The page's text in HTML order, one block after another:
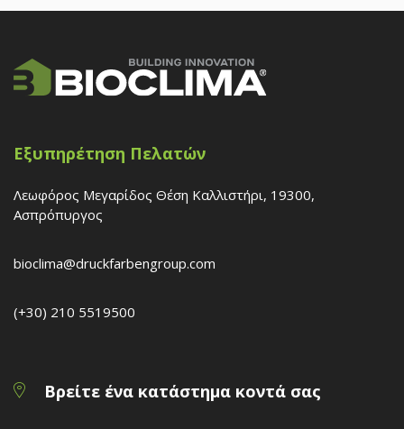
Εξυπηρέτηση Πελατών
Λεωφόρος Μεγαρίδος Θέση Καλλιστήρι, 19300,
Ασπρόπυργος
bioclima@druckfarbengroup.com
(+30) 210 5519500
Βρείτε ένα κατάστημα κοντά σας